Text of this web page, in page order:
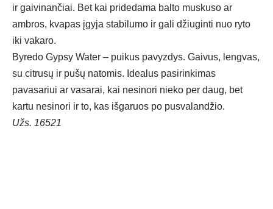
ir gaivinančiai. Bet kai pridedama balto muskuso ar
ambros, kvapas įgyja stabilumo ir gali džiuginti nuo ryto
iki vakaro.
Byredo Gypsy Water – puikus pavyzdys. Gaivus, lengvas,
su citrusų ir pušų natomis. Idealus pasirinkimas
pavasariui ar vasarai, kai nesinori nieko per daug, bet
kartu nesinori ir to, kas išgaruos po pusvalandžio.
Užs. 16521